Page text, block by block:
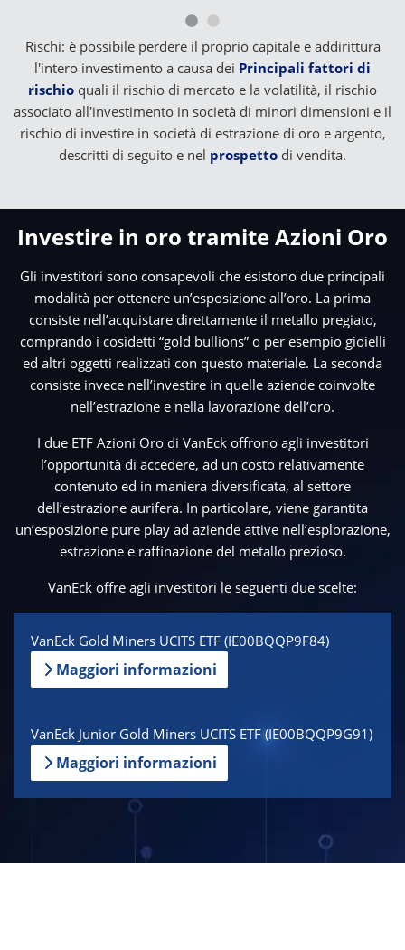
Rischi: è possibile perdere il proprio capitale e addirittura
l'intero investimento a causa dei Principali fattori di
rischio quali il rischio di mercato e la volatilità, il rischio
associato all'investimento in società di minori dimensioni e il
rischio di investire in società di estrazione di oro e argento,
descritti di seguito e nel prospetto di vendita.
Investire in oro tramite Azioni Oro
Gli investitori sono consapevoli che esistono due principali
modalità per ottenere un’esposizione all’oro. La prima
consiste nell’acquistare direttamente il metallo pregiato,
comprando i cosidetti “gold bullions” o per esempio gioielli
ed altri oggetti realizzati con questo materiale. La seconda
consiste invece nell’investire in quelle aziende coinvolte
nell’estrazione e nella lavorazione dell’oro.
I due ETF Azioni Oro di VanEck offrono agli investitori
l’opportunità di accedere, ad un costo relativamente
contenuto ed in maniera diversificata, al settore
dell’estrazione aurifera. In particolare, viene garantita
un’esposizione pure play ad aziende attive nell’esplorazione,
estrazione e raffinazione del metallo prezioso.
VanEck offre agli investitori le seguenti due scelte:
VanEck Gold Miners UCITS ETF (IE00BQQP9F84)
Maggiori informazioni
VanEck Junior Gold Miners UCITS ETF (IE00BQQP9G91)
Maggiori informazioni